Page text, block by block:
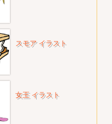
スモア イラスト
女王 イラスト